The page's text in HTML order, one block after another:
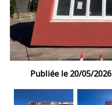
Publiée le 20/05/2026